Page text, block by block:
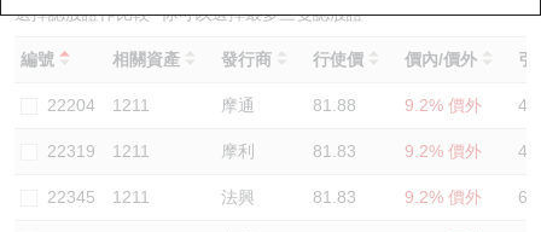
選擇認股證作比較*你可以選擇最多三隻認股證
編號 相關資產 發行商 行使價 價內/價外 引
22204 1211 摩通 81.88 9.2% 價外
22319 1211 摩利 81.83 9.2% 價外
22345 1211 法興 81.83 9.2% 價外
認股證分析儀
認股證速算機
認股證/牛熊證日誌
新發行瑞銀牛熊證
已收回牛熊證剩餘價值
牛熊證到期結算價查詢
街貨統計
三十大平均引伸波幅
科指成份股
相關資產沽空
中資ETFs溢價比較
牛熊證投資者教育
認股證牛熊證常問問題